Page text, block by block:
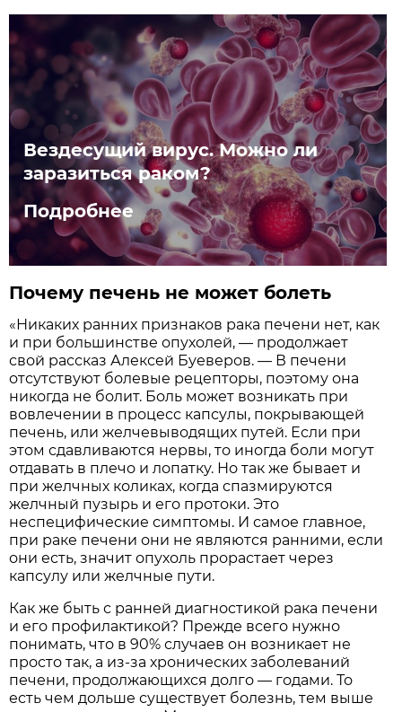
Вездесущий вирус. Можно ли
заразиться раком?
Подробнее
Почему печень не может болеть
«Никаких ранних признаков рака печени нет, как
и при большинстве опухолей, — продолжает
свой рассказ Алексей Буеверов. — В печени
отсутствуют болевые рецепторы, поэтому она
никогда не болит. Боль может возникать при
вовлечении в процесс капсулы, покрывающей
печень, или желчевыводящих путей. Если при
этом сдавливаются нервы, то иногда боли могут
отдавать в плечо и лопатку. Но так же бывает и
при желчных коликах, когда спазмируются
желчный пузырь и его протоки. Это
неспецифические симптомы. И самое главное,
при раке печени они не являются ранними, если
они есть, значит опухоль прорастает через
капсулу или желчные пути.
Как же быть с ранней диагностикой рака печени
и его профилактикой? Прежде всего нужно
понимать, что в 90% случаев он возникает не
просто так, а из-за хронических заболеваний
печени, продолжающихся долго — годами. То
есть чем дольше существует болезнь, тем выше